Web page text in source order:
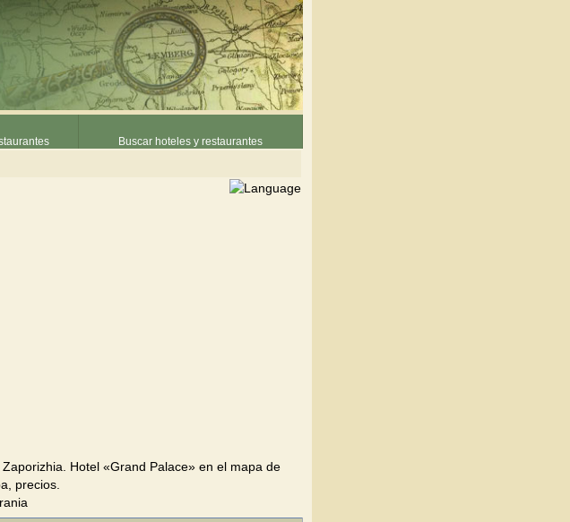
Buscar hoteles y restaurantes
Hotel «Grand Palace» en el mapa de
precios.